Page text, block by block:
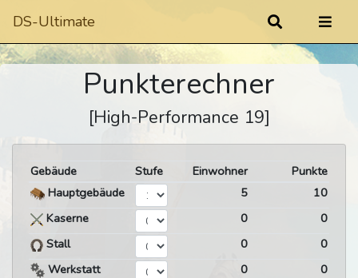
DS-Ultimate
Punkterechner
[High-Performance 19]
Gebäude Stufe Einwohner
Punkte
Hauptgebäude
5
10
Kaserne
0
0
Stall
0
0
Werkstatt
0
0